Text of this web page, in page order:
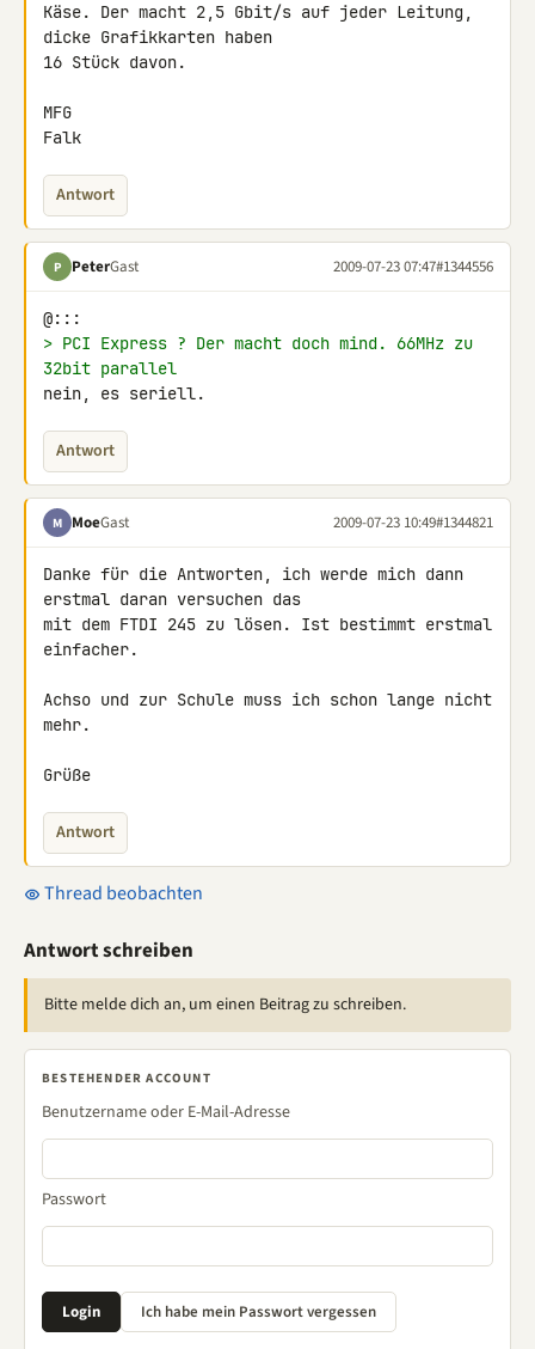
Käse. Der macht 2,5 Gbit/s auf jeder Leitung,
dicke Grafikkarten haben
16 Stück davon.
MFG
Falk
Antwort
P PeterGast 2009-07-23 07:47#1344556
> PCI Express ? Der macht doch mind. 66MHz zu
32bit parallel
nein, es seriell.
Antwort
M MoeGast 2009-07-23 10:49#1344821
Danke für die Antworten, ich werde mich dann
erstmal daran versuchen das
mit dem FTDI 245 zu lösen. Ist bestimmt erstmal
einfacher.
Achso und zur Schule muss ich schon lange nicht
mehr.
Grüße
Antwort
Thread beobachten
Antwort schreiben
Bitte melde dich an, um einen Beitrag zu schreiben.
BESTEHENDER ACCOUNT
Benutzername oder E-Mail-Adresse
Passwort